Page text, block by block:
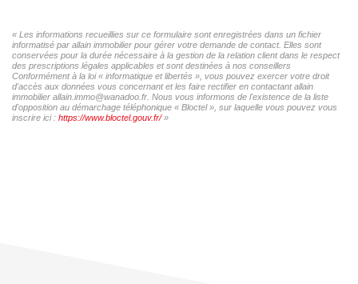
« Les informations recueillies sur ce formulaire sont enregistrées dans un fichier
informatisé par allain immobilier pour gérer votre demande de contact. Elles sont
conservées pour la durée nécessaire à la gestion de la relation client dans le respect
des prescriptions légales applicables et sont destinées à nos conseillers
Conformément à la loi « informatique et libertés », vous pouvez exercer votre droit
d'accès aux données vous concernant et les faire rectifier en contactant allain
immobilier allain.immo@wanadoo.fr. Nous vous informons de l'existence de la liste
d'opposition au démarchage téléphonique « Bloctel », sur laquelle vous pouvez vous
inscrire ici : https://www.bloctel.gouv.fr/»